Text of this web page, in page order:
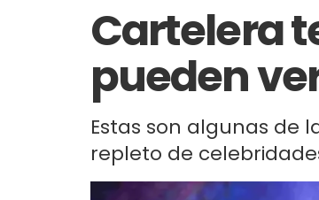
Cartelera
pueden
Estas son algunas de
repleto de